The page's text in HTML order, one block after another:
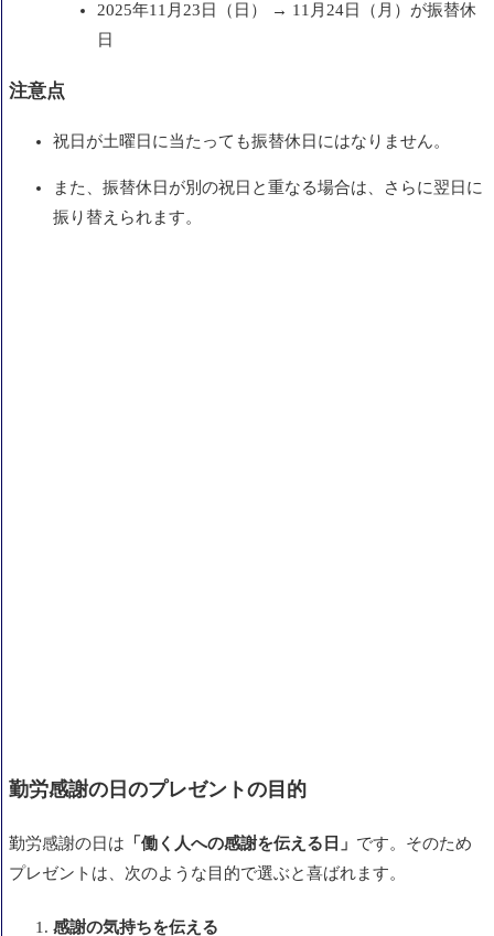
2025年11月23日（日） → 11月24日（月）が振替休
日
注意点
祝日が土曜日に当たっても振替休日にはなりません。
また、振替休日が別の祝日と重なる場合は、さらに翌日に
振り替えられます。
勤労感謝の日のプレゼントの目的
勤労感謝の日は 「働く人への感謝を伝える日」 です。そのため
プレゼントは、次のような目的で選ぶと喜ばれます。
感謝の気持ちを伝える